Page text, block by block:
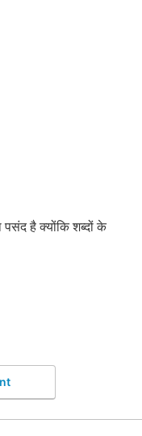
पसंद है क्योंकि शब्दों के